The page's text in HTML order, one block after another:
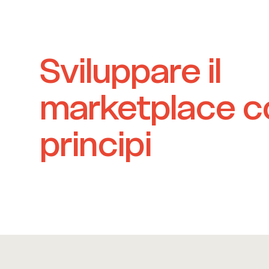
Sviluppare il
marketplace
principi